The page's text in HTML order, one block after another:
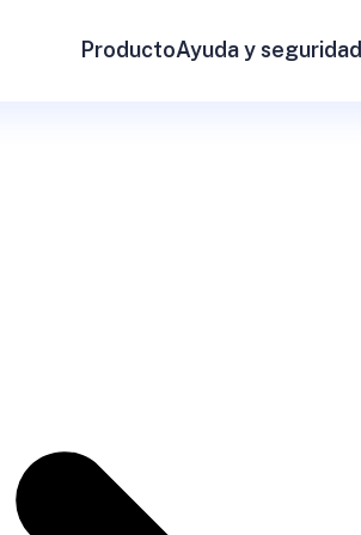
ProductoAyuda y seguridad